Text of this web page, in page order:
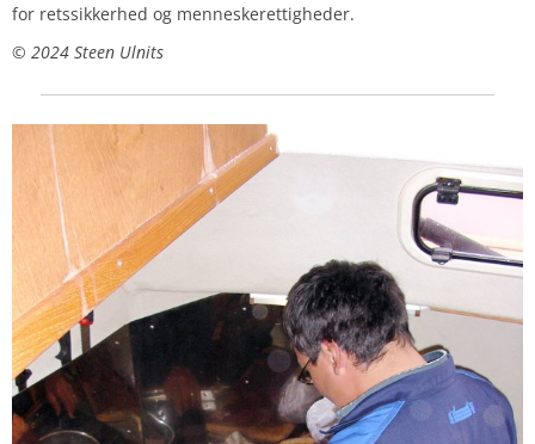
for retssikkerhed og menneskerettigheder.
©️ 2024 Steen Ulnits